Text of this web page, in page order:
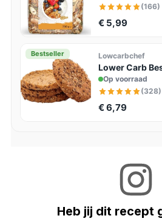
(166)
€ 5,99
Bestseller Lowcarbchef
Lower Carb
Op voorraad
(328)
€ 6,79
Heb jij dit recept